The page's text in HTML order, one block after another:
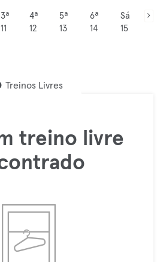
3ª
11
4ª
12
5ª
13
6ª
14
Sá
15
Treinos Livres
treino livre